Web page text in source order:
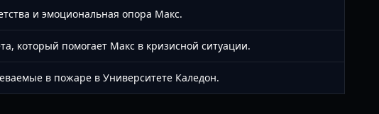
и эмоциональная опора Макс.
который помогает Макс в кризисной ситуации.
в пожаре в Университете Каледон.